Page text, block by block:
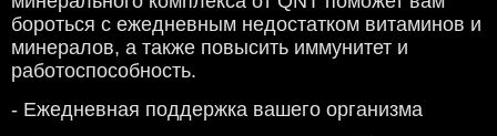
бороться с ежедневным недостатком витаминов и
минералов, а также повысить иммунитет и
работоспособность.
- Ежедневная поддержка вашего организма